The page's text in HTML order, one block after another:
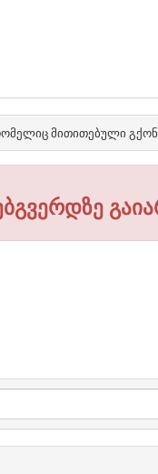
მითითებული